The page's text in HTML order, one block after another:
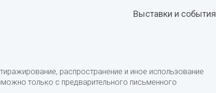
Выставки и события
распространение и иное использование
только с предварительного письменного